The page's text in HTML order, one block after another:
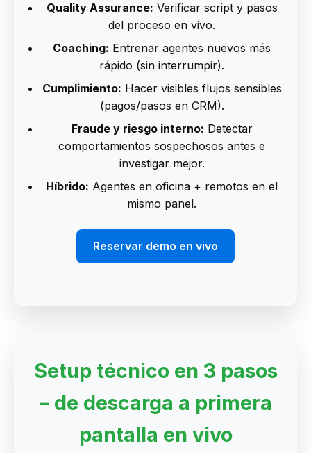
Quality Assurance: Verificar script y pasos
del proceso en vivo.
Coaching: Entrenar agentes nuevos más
rápido (sin interrumpir).
Cumplimiento: Hacer visibles flujos sensibles
(pagos/pasos en CRM).
Fraude y riesgo interno: Detectar
comportamientos sospechosos antes e
investigar mejor.
Híbrido: Agentes en oficina + remotos en el
mismo panel.
Reservar demo en vivo
Setup técnico en 3 pasos
– de descarga a primera
pantalla en vivo